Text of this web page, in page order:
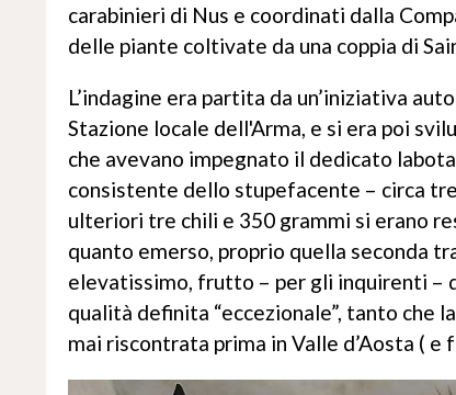
carabinieri di Nus e coordinati dalla
delle piante coltivate da una coppia di
L’indagine era partita da un’iniziativa
Stazione locale dell'Arma, e si era poi
che avevano impegnato il dedicato
consistente dello stupefacente – circa
ulteriori tre chili e 350 grammi si erano
quanto emerso, proprio quella seconda
elevatissimo, frutto – per gli inquirenti –
qualità definita “eccezionale”, tanto che
mai riscontrata prima in Valle d’Aosta ( e